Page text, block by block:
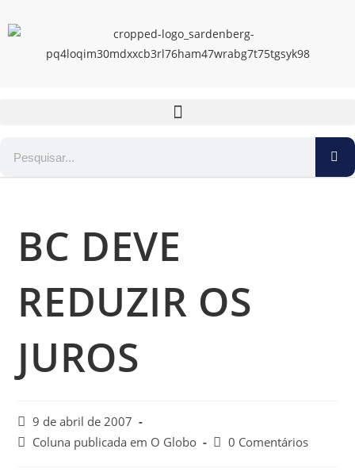
BC DEVE
REDUZIR OS
JUROS
9 de abril de 2007
Coluna publicada em O Globo
0 Comentários